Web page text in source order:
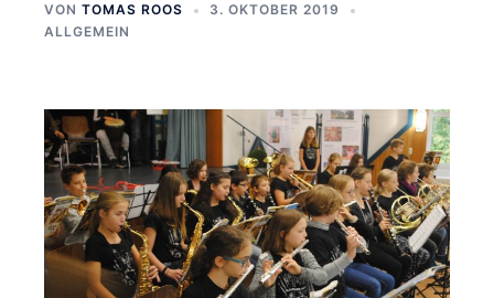
VON TOMAS ROOS
3. OKTOBER 2019
ALLGEMEIN